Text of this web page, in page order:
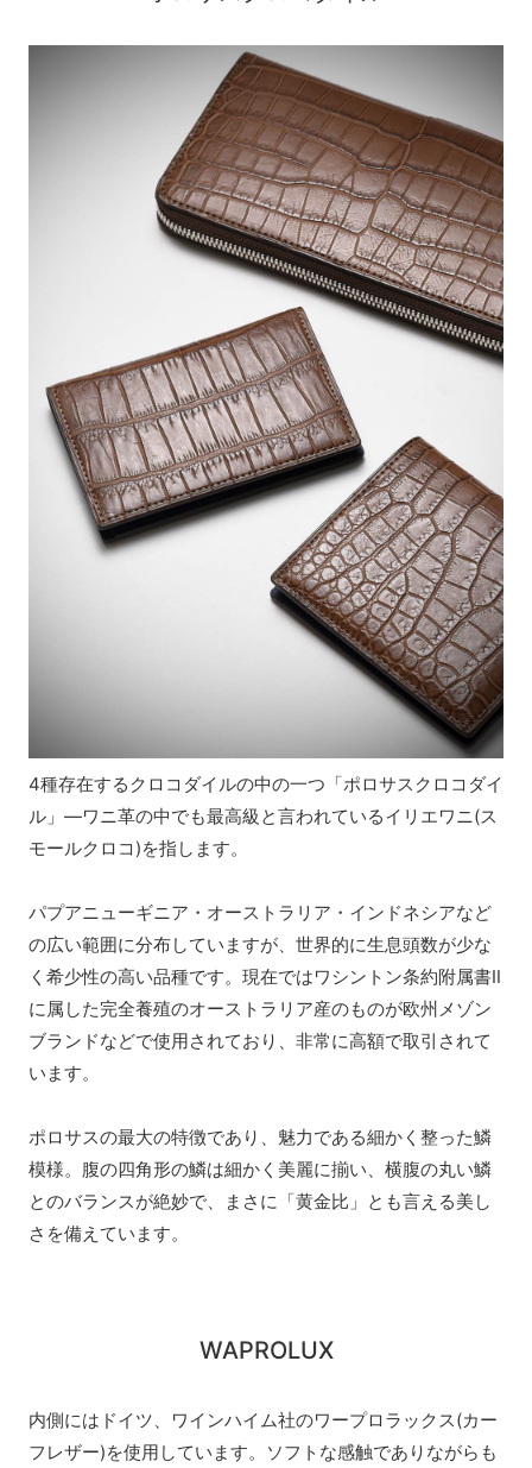
4種存在するクロコダイルの中の一つ「ポロサスクロコダイ
ル」―ワニ革の中でも最高級と言われているイリエワニ(ス
モールクロコ)を指します。
パプアニューギニア・オーストラリア・インドネシアなど
の広い範囲に分布していますが、世界的に生息頭数が少な
く希少性の高い品種です。現在ではワシントン条約附属書Ⅱ
に属した完全養殖のオーストラリア産のものが欧州メゾン
ブランドなどで使用されており、非常に高額で取引されて
います。
ポロサスの最大の特徴であり、魅力である細かく整った鱗
模様。腹の四角形の鱗は細かく美麗に揃い、横腹の丸い鱗
とのバランスが絶妙で、まさに「黄金比」とも言える美し
さを備えています。
WAPROLUX
内側にはドイツ、ワインハイム社のワープロラックス(カー
フレザー)を使用しています。ソフトな感触でありながらも